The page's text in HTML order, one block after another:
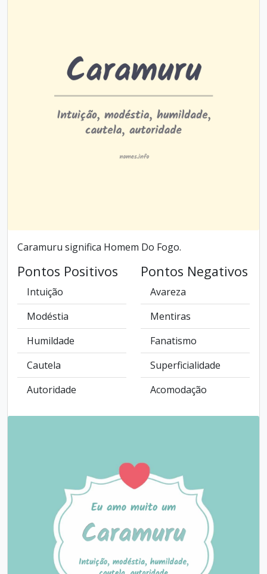
Caramuru significa Homem Do Fogo.
Pontos Positivos
Intuição
Modéstia
Humildade
Cautela
Autoridade
Pontos Negativos
Avareza
Mentiras
Fanatismo
Superficialidade
Acomodação